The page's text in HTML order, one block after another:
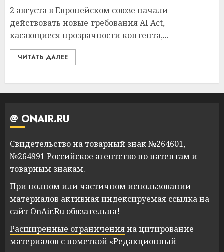
2 августа в Европейском союзе начали
действовать новые требования AI Act,
касающиеся прозрачности контента,...
ЧИТАТЬ ДАЛЕЕ
@ ONAIR.RU
Свидетельство на товарный знак №264601,
№264991 Российское агентство по патентам и
товарным знакам.
При полном или частичном использовании
материалов активная индексируемая ссылка на
сайт OnAir.Ru обязательна!
Расширенные ограниченияна цитирование
материалов с пометкой «Редакционный